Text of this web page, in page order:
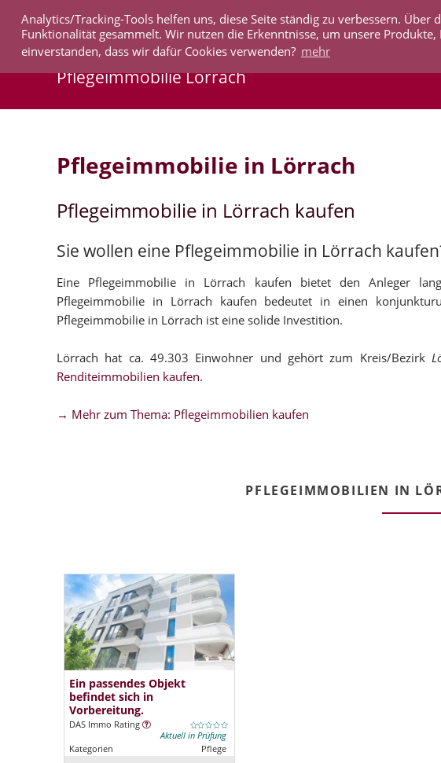
Analytics/Tracking-Tools helfen uns, diese Seite ständig zu verbessern.
Funktionalität gesammelt. Wir nutzen die Erkenntnisse, um unsere
einverstanden, dass wir dafür Cookies verwenden? mehr
IMMOBILIEN AKTUELLES
Pflegeimmobilie Lörrach
Pflegeimmobilie in Lörrach
Pflegeimmobilie in Lörrach kaufen
Sie wollen eine Pflegeimmobilie in Lörrach
Eine Pflegeimmobilie in Lörrach kaufen bietet den Anleger
Pflegeimmobilie in Lörrach kaufen bedeutet in einen
Pflegeimmobilie in Lörrach ist eine solide Investition.
Lörrach hat ca. 49.303 Einwohner und gehört zum Kreis/Bezirk
Renditeimmobilien kaufen.
→ Mehr zum Thema: Pflegeimmobilien kaufen
PFLEGEIMMOBILIEN IN
Ein passendes Objekt
befindet sich in
Vorbereitung.
DAS Immo Rating
Aktuell in Prüfung
Kategorien
Pflege